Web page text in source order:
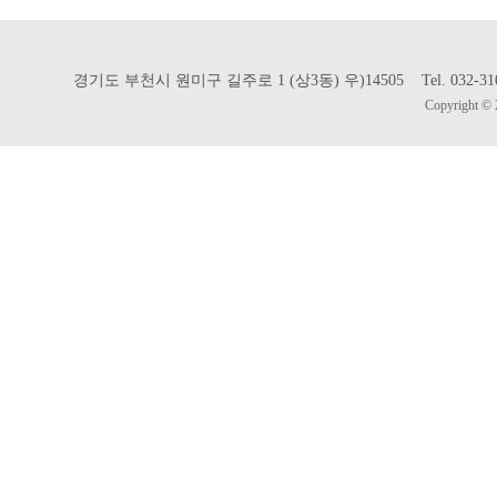
경기도 부천시 원미구 길주로 1 (상3동) 우)14505 Tel.
Copyright ©